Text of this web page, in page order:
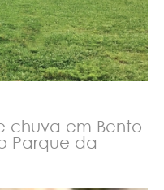
chuva em Bento
Parque da